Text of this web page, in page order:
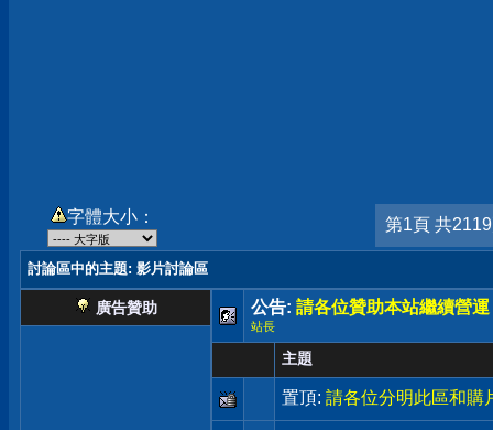
字體大小： 第1頁 共
討論區中的主題: 影片討論區
廣告贊助 公告: 請各位贊助本站繼續營運
站長
主題
置頂: 請各位分明此區和購